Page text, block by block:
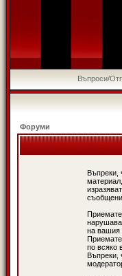
Въпроси/
Форуми
Въпреки,
Приемате
нарушава
на вашия
по всяко
Въпреки,